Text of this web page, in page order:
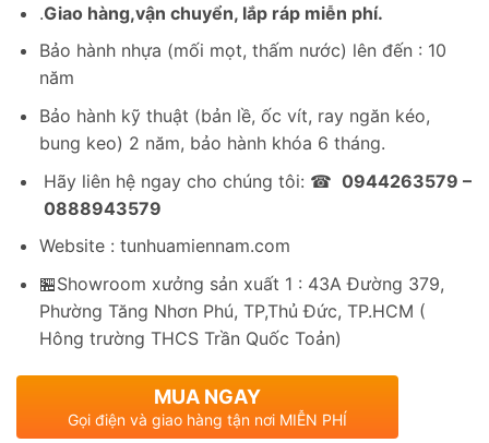
.Giao hàng,vận chuyển, lắp ráp miễn phí.
Bảo hành nhựa (mối mọt, thấm nước) lên đến : 10
năm
Bảo hành kỹ thuật (bản lề, ốc vít, ray ngăn kéo,
bung keo) 2 năm, bảo hành khóa 6 tháng.
Hãy liên hệ ngay cho chúng tôi: ☎ 0944263579 –
0888943579
Website : tunhuamiennam.com
🏪Showroom xưởng sản xuất 1 : 43A Đường 379,
Phường Tăng Nhơn Phú, TP,Thủ Đức, TP.HCM (
Hông trường THCS Trần Quốc Toản)
MUA NGAY
Gọi điện và giao hàng tận nơi MIỄN PHÍ